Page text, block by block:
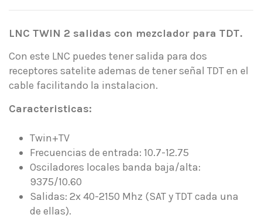
LNC TWIN 2 salidas con mezclador para TDT.
Con este LNC puedes tener salida para dos
receptores satelite ademas de tener señal TDT en el
cable facilitando la instalacion.
Caracteristicas:
Twin+TV
Frecuencias de entrada: 10.7-12.75
Osciladores locales banda baja/alta:
9375/10.60
Salidas: 2x 40-2150 Mhz (SAT y TDT cada una
de ellas).